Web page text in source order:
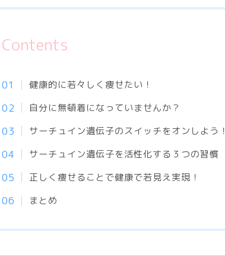
Contents
健康的に若々しく痩せたい！
自分に無頓着になっていませんか？
サーチュイン遺伝子のスイッチをオンしよう！
サーチュイン遺伝子を活性化する３つの習慣
正しく痩せることで健康で若見え実現！
まとめ